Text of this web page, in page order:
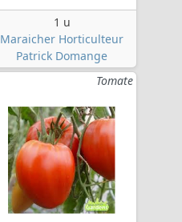
1 u
Maraicher Horticulteur
Patrick Domange
Tomate